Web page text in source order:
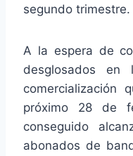
segundo trimestre.
A la espera de
desglosados en
comercialización
próximo 28 de
conseguido
abonados de